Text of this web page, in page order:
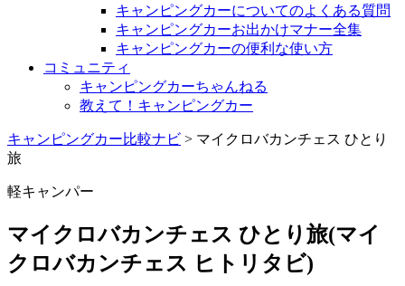
キャンピングカーについてのよくある質問
キャンピングカーお出かけマナー全集
キャンピングカーの便利な使い方
コミュニティ
キャンピングカーちゃんねる
教えて！キャンピングカー
キャンピングカー比較ナビ > マイクロバカンチェス ひとり
旅
軽キャンパー
マイクロバカンチェス ひとり旅(マイ
クロバカンチェス ヒトリタビ)